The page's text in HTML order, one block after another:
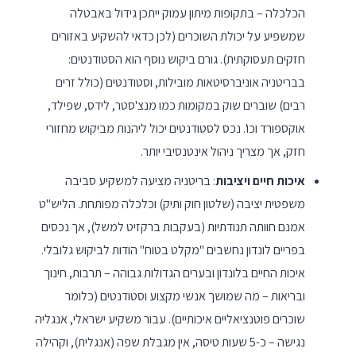
הכלכלה – בתקופות מיתון עמוק ייתכן גידול באבטלה
שמשפיע על יכולת השוכרים (לכן כדאי להשקיע באזורים
חזקים תעסוקתית). גורם ביקוש נוסף הוא הסטודנטים:
בבריטניה אוניברסיטאות מובילות, וסטודנטים (כולל זרים
רבים) שוברים שוק במקומות כמו מנצ'סטר, לידס, שפילד,
אוקספורד וכו'. נכס לסטודנטים יכול ליהנות מביקוש מחזורי
חזק, אך מצריך ניהול אינטנסיבי יותר.
איכות חיים ויציבות: בריטניה מציעה למשקיע סביבה
משפטית יציבה (שלטון חוק ותיק) וכלכלה מפותחת. הליש"ט
אמנם חוותה תנודתיות (בעקבות ברקזיט למשל), אך נכסים
בפריים לונדון נחשבים "מקלט בטוח" הודות לביקוש גלובלי.
איכות החיים בלונדון ובערים הגדולות גבוהה – תרבות, חינוך
ובריאות – מה שמושך אנשי מקצוע וסטודנטים (כלומר
שוכרים פוטנציאליים איכותיים). עבור משקיע ישראלי, אנגליה
נגישה – כ-5 שעות טיסה, אין מגבלת שפה (אנגלית), וקהילה